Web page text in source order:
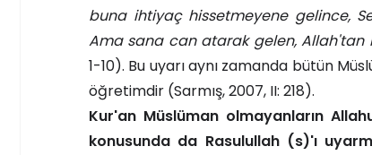
buna ihtiyaç hissetmeyene gelince,
Ama sana can atarak gelen, Allah'tan
1-10). Bu uyarı aynı zamanda bütün
öğretimdir (Sarmış, 2007, II: 218).
Kur'an Müslüman olmayanların
konusunda da Rasulullah (s)'ı